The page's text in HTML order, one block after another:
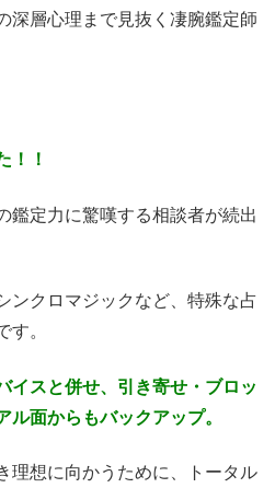
深層心理まで見抜く凄腕鑑定師
！！
鑑定力に驚嘆する相談者が続出
ンクロマジックなど、特殊な占
す。
イスと併せ、引き寄せ・ブロッ
ル面からもバックアップ。
理想に向かうために、トータル